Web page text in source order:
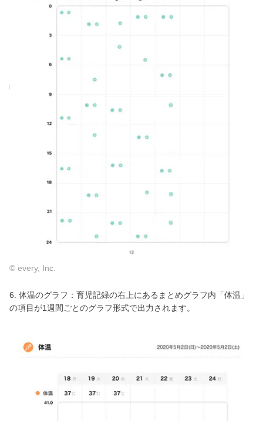
© every, Inc.
6. 体温のグラフ：育児記録の右上にあるまとめグラフ内「体温」
の項目が1週間ごとのグラフ形式で出力されます。